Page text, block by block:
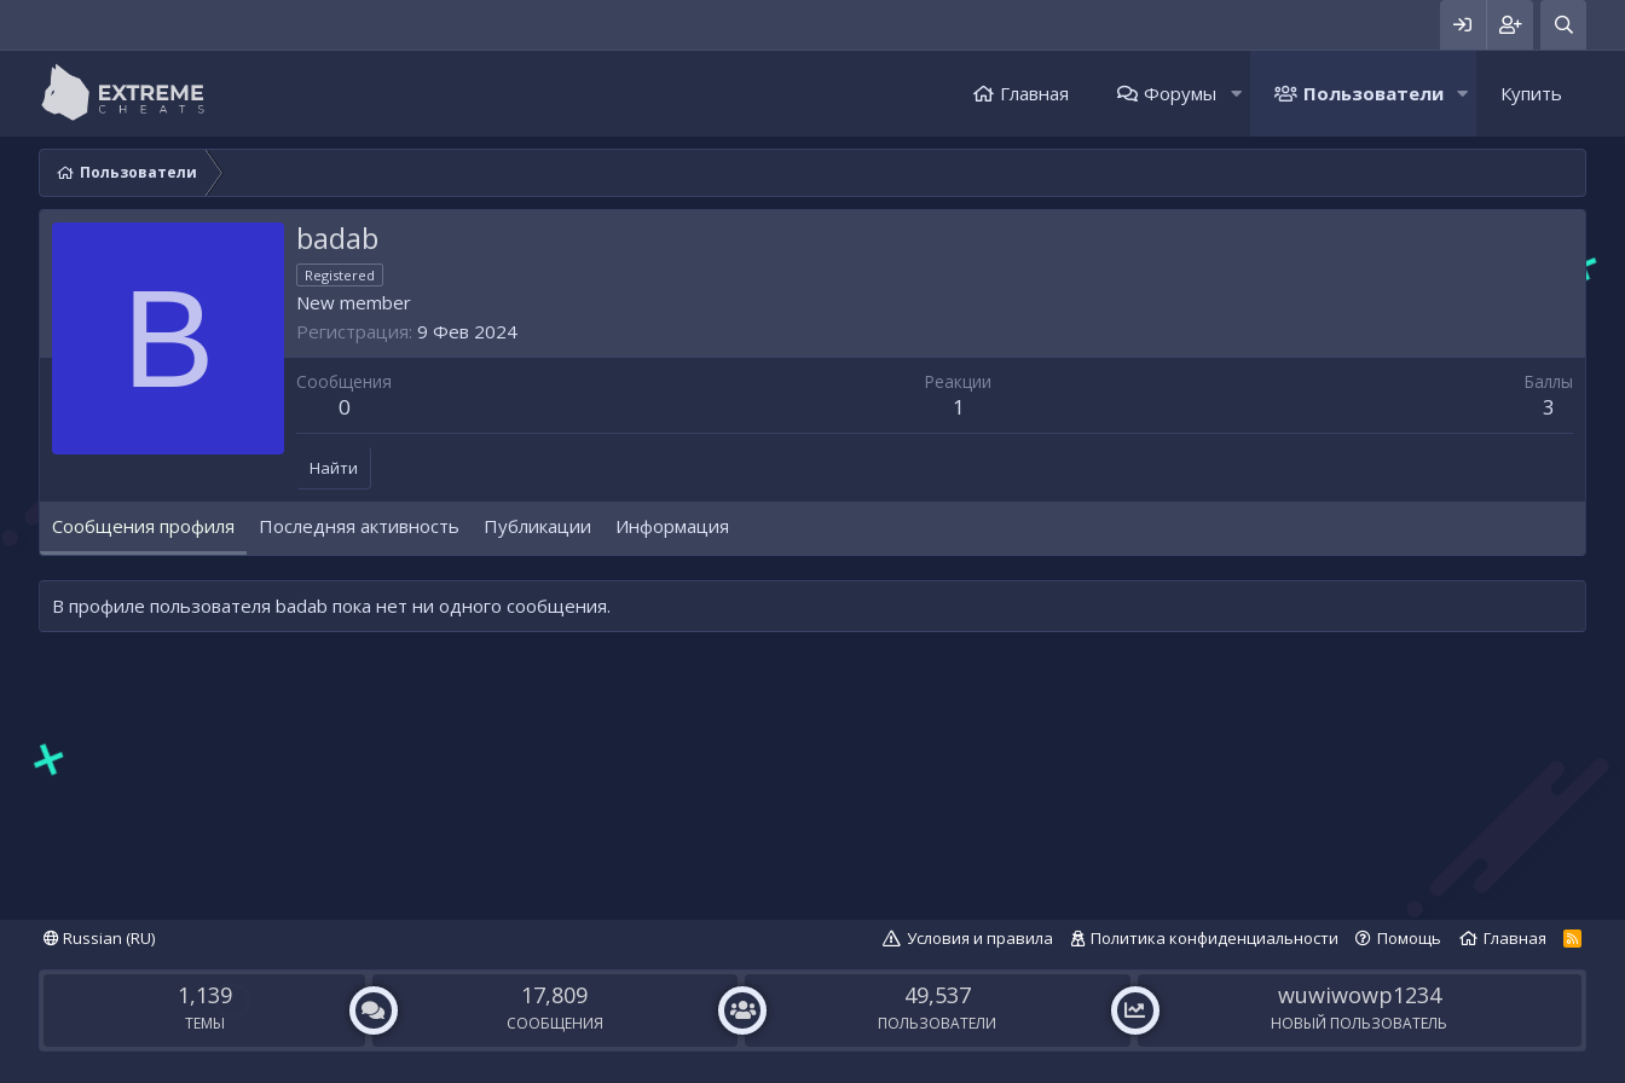
Главная Форумы Пользователи Купить
Пользователи
B
badab
Registered
New member
Регистрация 9 Фев 2024
Сообщения
0
Реакции
1
Баллы
3
Найти
Сообщения профиля Последняя активность Публикации Информация
В профиле пользователя badab пока нет ни одного сообщения.
Russian (RU) Условия и правила Политика конфиденциальности Помощь Главная
R
S
1,139
ТЕМЫ
17,809
СООБЩЕНИЯ
49,537
ПОЛЬЗОВАТЕЛИ
wuwiwowp1234
НОВЫЙ ПОЛЬЗОВАТЕЛЬ